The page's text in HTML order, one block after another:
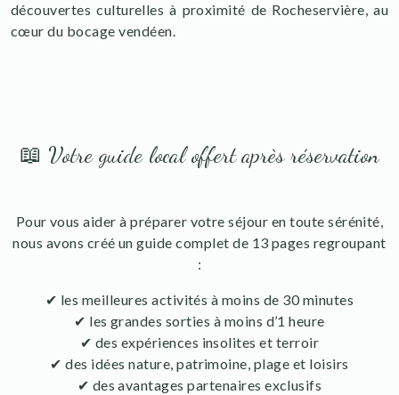
découvertes culturelles à proximité de Rocheservière, au
cœur du bocage vendéen.
📖 Votre guide local offert après réservation
Pour vous aider à préparer votre séjour en toute sérénité,
nous avons créé un guide complet de 13 pages regroupant
:
✔ les meilleures activités à moins de 30 minutes
✔ les grandes sorties à moins d’1 heure
✔ des expériences insolites et terroir
✔ des idées nature, patrimoine, plage et loisirs
✔ des avantages partenaires exclusifs